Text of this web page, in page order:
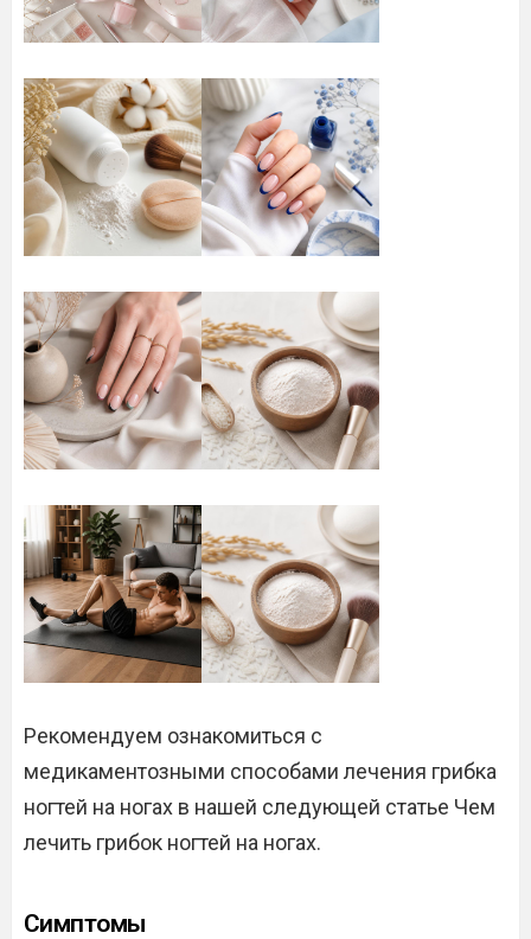
Рекомендуем ознакомиться с
медикаментозными способами лечения грибка
ногтей на ногах в нашей следующей статье Чем
лечить грибок ногтей на ногах.
Симптомы